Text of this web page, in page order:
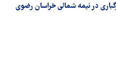
در نیمه شمالی خراسان رضوی